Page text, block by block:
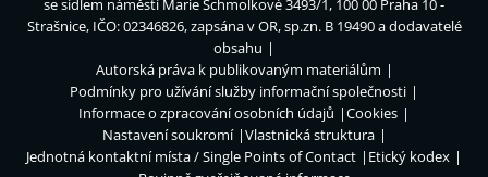
Strašnice, IČO: 02346826, zapsána v OR, sp.zn. B 19490 a dodavatelé
obsahu
Autorská práva k publikovaným materiálům
Podmínky pro užívání služby informační společnosti
Informace o zpracování osobních údajů
Cookies
Nastavení soukromí
Vlastnická struktura
Jednotná kontaktní místa / Single Points of Contact
Etický kodex